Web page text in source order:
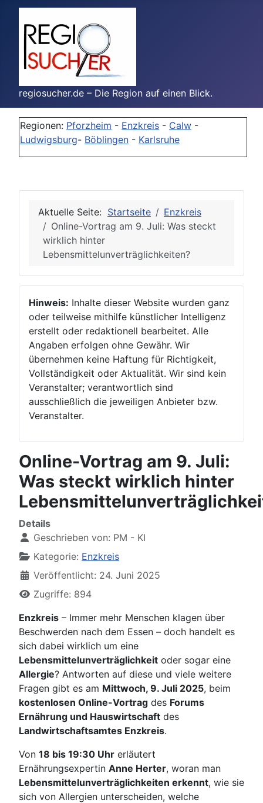
regiosucher.de – Die Region auf einen Blick.
Regionen: Pforzheim - Enzkreis - Calw -
Ludwigsburg- Böblingen - Karlsruhe
Aktuelle Seite: Startseite
Enzkreis
Online-Vortrag am 9. Juli: Was steckt
wirklich hinter
Lebensmittelunverträglichkeiten?
Hinweis: Inhalte dieser Website wurden ganz
oder teilweise mithilfe künstlicher Intelligenz
erstellt oder redaktionell bearbeitet. Alle
Angaben erfolgen ohne Gewähr. Wir
übernehmen keine Haftung für Richtigkeit,
Vollständigkeit oder Aktualität. Wir sind kein
Veranstalter; verantwortlich sind
ausschließlich die jeweiligen Anbieter bzw.
Veranstalter.
Online-Vortrag am 9. Juli:
Was steckt wirklich hinter
Details
Geschrieben von: PM - KI
Kategorie: Enzkreis
Veröffentlicht: 24. Juni 2025
Zugriffe: 894
Enzkreis – Immer mehr Menschen klagen über
Beschwerden nach dem Essen – doch handelt es
sich dabei wirklich um eine
Lebensmittelunverträglichkeit oder sogar eine
Allergie? Antworten auf diese und viele weitere
Fragen gibt es am Mittwoch, 9. Juli 2025, beim
kostenlosen Online-Vortrag des Forums
Ernährung und Hauswirtschaft des
Landwirtschaftsamtes Enzkreis.
Von 18 bis 19:30 Uhr erläutert
Ernährungsexpertin Anne Herter, woran man
Lebensmittelunverträglichkeiten erkennt, wie sie
sich von Allergien unterscheiden, welche